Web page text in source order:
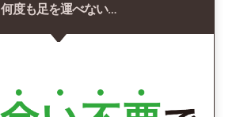
何度も足を運べない…